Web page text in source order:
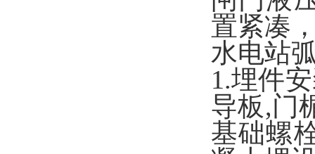
置紧凑
水电站
1.埋件
导板,门
基础螺